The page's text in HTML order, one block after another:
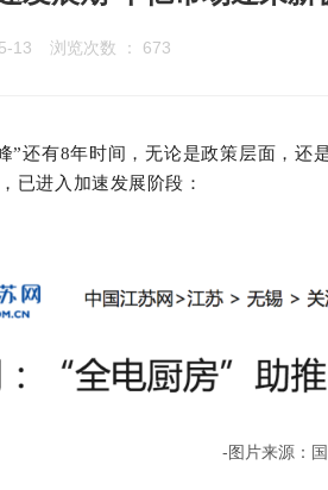
13 浏览次数 ： 673
”还有8年时间，无论是政策层面，
已进入加速发展阶段：
-图片来源：